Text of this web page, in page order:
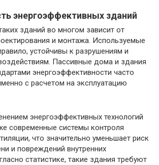
энергоэффективных зданий
зданий во многом зависит от
и монтажа. Используемые
устойчивы к разрушениям и
Пассивные дома и здания
энергоэффективности часто
с расчетом на эксплуатацию
энергоэффективных технологий
современные системы контроля
что значительно уменьшает риск
и повреждений внутренних
статистике, такие здания требуют